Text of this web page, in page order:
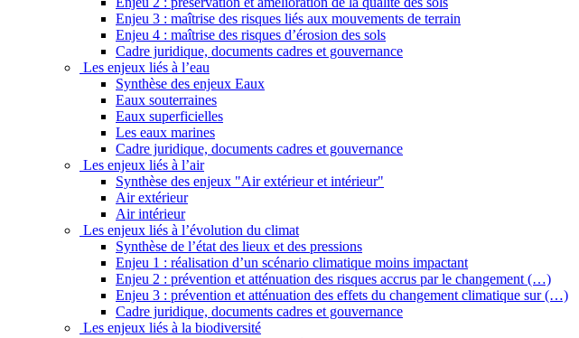
Enjeu 3 : maîtrise des risques liés aux mouvements de terrain
Enjeu 4 : maîtrise des risques d’érosion des sols
Cadre juridique, documents cadres et gouvernance
Les enjeux liés à l’eau
Synthèse des enjeux Eaux
Eaux souterraines
Eaux superficielles
Les eaux marines
Cadre juridique, documents cadres et gouvernance
Les enjeux liés à l’air
Synthèse des enjeux "Air extérieur et intérieur"
Air extérieur
Air intérieur
Les enjeux liés à l’évolution du climat
Synthèse de l’état des lieux et des pressions
Enjeu 1 : réalisation d’un scénario climatique moins impactant
Enjeu 2 : prévention et atténuation des risques accrus par le changement (…)
Enjeu 3 : prévention et atténuation des effets du changement climatique sur (…)
Cadre juridique, documents cadres et gouvernance
Les enjeux liés à la biodiversité